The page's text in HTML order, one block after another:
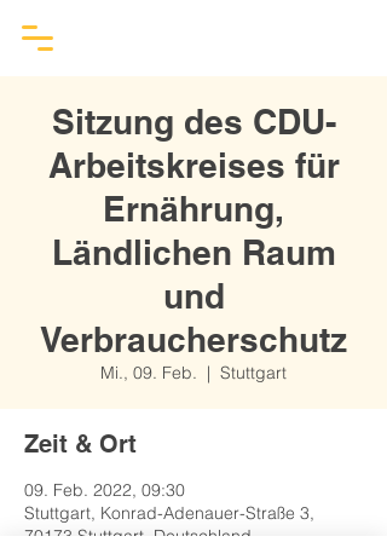
Sitzung des CDU-
Arbeitskreises für
Ernährung,
Ländlichen Raum
und
Verbraucherschutz
Mi., 09. Feb.
  |
Stuttgart
Zeit & Ort
09. Feb. 2022, 09:30
Stuttgart, Konrad-Adenauer-Straße 3,
70173 Stuttgart, Deutschland